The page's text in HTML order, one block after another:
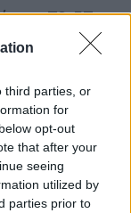
third parties, or
for
opt-out
that after your
seeing
utilized by
parties prior to
με 73-57